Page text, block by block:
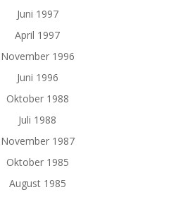
Juni 1997
April 1997
November 1996
Juni 1996
Oktober 1988
Juli 1988
November 1987
Oktober 1985
August 1985